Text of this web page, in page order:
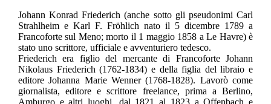
Johann Konrad Friederich (anche sotto gli pseudonimi Carl
Strahlheim e Karl F. Fröhlich nato il 5 dicembre 1789 a
Francoforte sul Meno; morto il 1 maggio 1858 a Le Havre) è
stato uno scrittore, ufficiale e avventuriero tedesco.
Friederich era figlio del mercante di Francoforte Johann
Nikolaus Friederich (1762-1834) e della figlia del libraio e
editore Johanna Marie Wenner (1768-1828). Lavorò come
giornalista, editore e scrittore freelance, prima a Berlino,
Amburgo e altri luoghi, dal 1821 al 1823 a Offenbach e